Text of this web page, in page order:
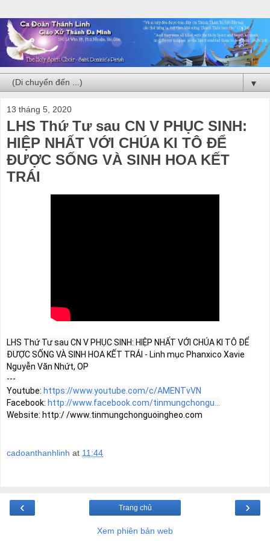
▼
13 tháng 5, 2020
LHS Thứ Tư sau CN V PHỤC SINH:
HIỆP NHẤT VỚI CHÚA KI TÔ ĐỂ
ĐƯỢC SỐNG VÀ SINH HOA KẾT
TRÁI
LHS Thứ Tư sau CN V PHỤC SINH: HIỆP NHẤT VỚI CHÚA KI TÔ ĐỂ
ĐƯỢC SỐNG VÀ SINH HOA KẾT TRÁI - Linh mục Phanxico Xavie
Nguyễn Văn Nhứt, OP
---
Youtube: https://www.youtube.com/c/AMENTvVN
Facebook: http://www.facebook.com/tinmungchongu...
cadoanthanhlinh at 11:44
‹ ›
Trang chủ
Xem phiên bản web